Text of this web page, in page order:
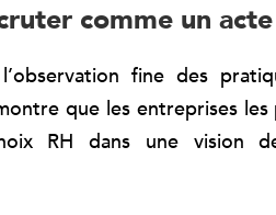
comme un
fine des
que les entreprises
RH dans une vision